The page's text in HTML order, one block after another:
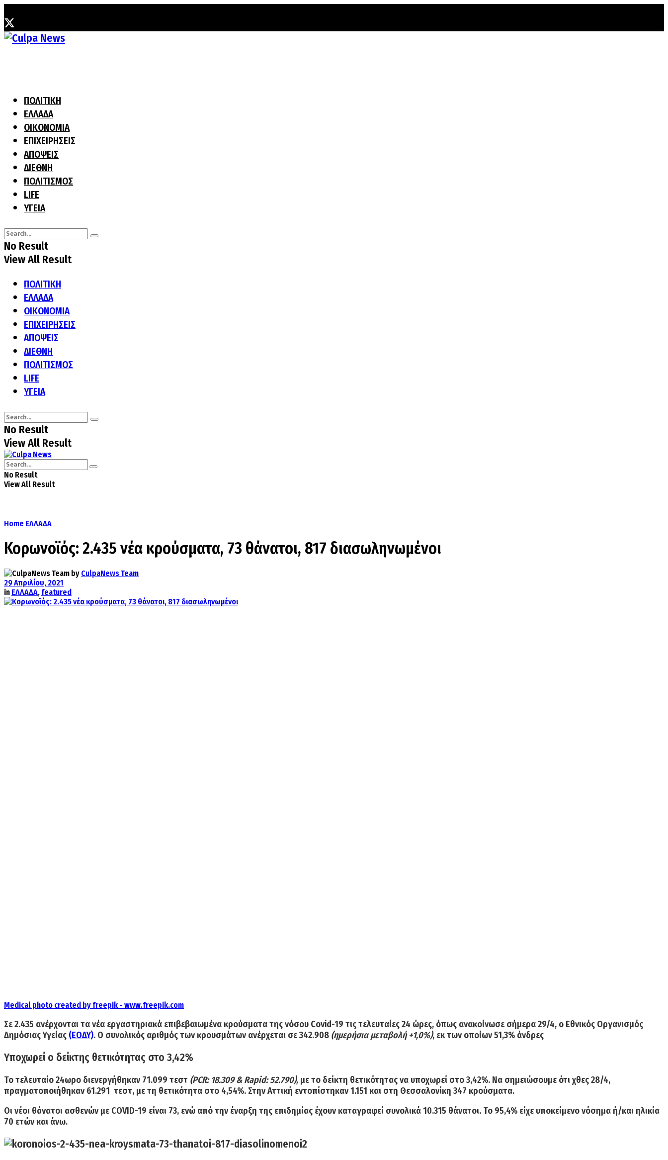
ΠΟΛΙΤΙΚΗ
ΕΛΛΑΔΑ
ΟΙΚΟΝΟΜΙΑ
ΕΠΙΧΕΙΡΗΣΕΙΣ
ΑΠΟΨΕΙΣ
ΔΙΕΘΝΗ
ΠΟΛΙΤΙΣΜΟΣ
LIFE
ΥΓΕΙΑ
No Result
View All Result
ΠΟΛΙΤΙΚΗ
ΕΛΛΑΔΑ
ΟΙΚΟΝΟΜΙΑ
ΕΠΙΧΕΙΡΗΣΕΙΣ
ΑΠΟΨΕΙΣ
ΔΙΕΘΝΗ
ΠΟΛΙΤΙΣΜΟΣ
LIFE
ΥΓΕΙΑ
No Result
View All Result
No Result
View All Result
Home ΕΛΛΑΔΑ
Κορωνοϊός: 2.435 νέα κρούσματα, 73 θάνατοι, 817 διασωληνωμένοι
by CulpaNews Team
29 Απριλίου, 2021
in ΕΛΛΑΔΑ, featured
Medical photo created by freepik - www.freepik.com
Σε2.435 ανέρχονται τα νέα εργαστηριακά επιβεβαιωμένακρούσματα της νόσου Covid-19 τις τελευταίες 24 ώρες, όπως ανακοίνωσε σήμερα29/4, ο Εθνικός Οργανισμός
Δημόσιας Υγείας (ΕΟΔΥ). Ο συνολικός αριθμός των κρουσμάτων ανέρχεται σε342.908 (ημερήσια μεταβολή +1,0%), εκ των οποίων 51,3% άνδρες
Υποχωρεί ο δείκτης θετικότητας στο 3,42%
Το τελευταίο 24ωρο διενεργήθηκαν 71.099 τεστ (PCR: 18.309 & Rapid: 52.790), με το δείκτη θετικότητας να υποχωρεί στο3,42%. Να σημειώσουμε ότι χθες 28/4,
πραγματοποιήθηκαν 61.291 τεστ, με τη θετικότητα στο 4,54%. Στην Αττική εντοπίστηκαν 1.151 και στη Θεσσαλονίκη 347 κρούσματα.
Οινέοι θάνατοι ασθενών με COVID-19 είναι 73, ενώ από την έναρξη της επιδημίας έχουν καταγραφεί συνολικά10.315 θάνατοι. Το 95,4% είχε υποκείμενο νόσημα ή/και ηλικία
70 ετών και άνω.